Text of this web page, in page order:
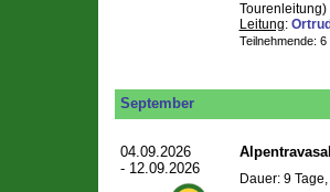
Tourenleitung)
Leitung:
Teilnehmende:
September
04.09.2026
- 12.09.2026
Dauer: 9